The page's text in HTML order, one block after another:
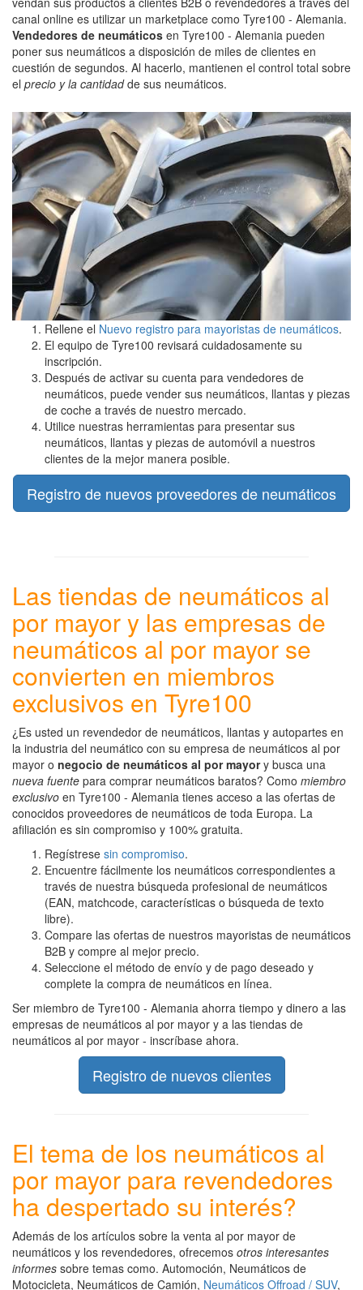
canal online es utilizar un marketplace como Tyre100 - Alemania.
Vendedores de neumáticos en Tyre100 - Alemania pueden
poner sus neumáticos a disposición de miles de clientes en
cuestión de segundos. Al hacerlo, mantienen el control total sobre
el precio y la cantidadde sus neumáticos.
Rellene el Nuevo registro para mayoristas de neumáticos.
El equipo de Tyre100 revisará cuidadosamente su
inscripción.
Después de activar su cuenta para vendedores de
neumáticos, puede vender sus neumáticos, llantas y piezas
de coche a través de nuestro mercado.
Utilice nuestras herramientas para presentar sus
neumáticos, llantas y piezas de automóvil a nuestros
clientes de la mejor manera posible.
Registro de nuevos proveedores de neumáticos
Las tiendas de neumáticos al
por mayor y las empresas de
neumáticos al por mayor se
convierten en miembros
exclusivos en Tyre100
¿Es usted un revendedor de neumáticos, llantas y autopartes en
la industria del neumático con su empresa de neumáticos al por
mayor o negocio de neumáticos al por mayory busca una
nueva fuente para comprar neumáticos baratos? Como miembro
exclusivo en Tyre100 - Alemania tienes acceso a las ofertas de
conocidos proveedores de neumáticos de toda Europa. La
afiliación es sin compromiso y 100% gratuita.
Regístrese sin compromiso.
Encuentre fácilmente los neumáticos correspondientes a
través de nuestra búsqueda profesional de neumáticos
(EAN, matchcode, características o búsqueda de texto
libre).
Compare las ofertas de nuestros mayoristas de neumáticos
B2B y compre al mejor precio.
Seleccione el método de envío y de pago deseado y
complete la compra de neumáticos en línea.
Ser miembro de Tyre100 - Alemania ahorra tiempo y dinero a las
empresas de neumáticos al por mayor y a las tiendas de
neumáticos al por mayor - inscríbase ahora.
Registro de nuevos clientes
El tema de los neumáticos al
por mayor para revendedores
ha despertado su interés?
Además de los artículos sobre la venta al por mayor de
neumáticos y los revendedores, ofrecemos otros interesantes
informes sobre temas como. Automoción, Neumáticos de
Motocicleta, Neumáticos de Camión, Neumáticos Offroad / SUV,